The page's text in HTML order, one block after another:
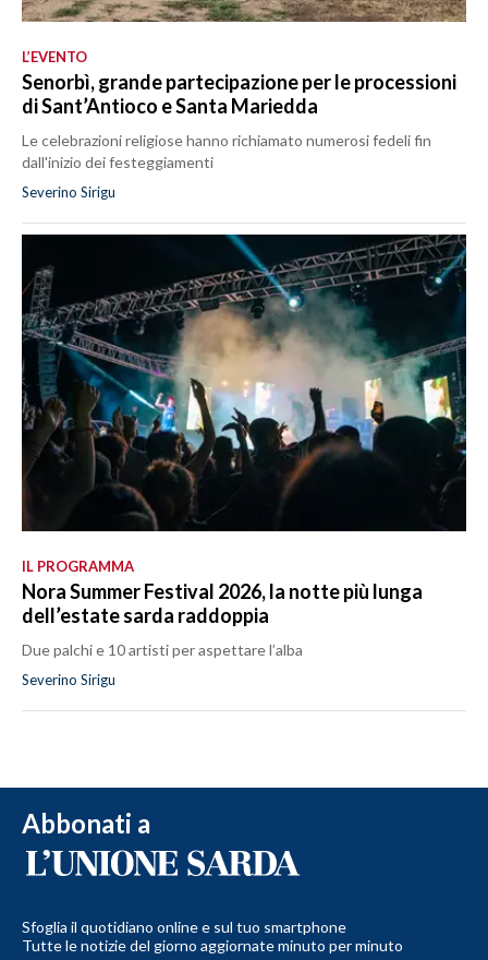
L’EVENTO
Senorbì, grande partecipazione per le processioni
di Sant’Antioco e Santa Mariedda
Le celebrazioni religiose hanno richiamato numerosi fedeli fin
dall'inizio dei festeggiamenti
Severino Sirigu
IL PROGRAMMA
Nora Summer Festival 2026, la notte più lunga
dell’estate sarda raddoppia
Due palchi e 10 artisti per aspettare l’alba
Severino Sirigu
Abbonati a
Sfoglia il quotidiano online e sul tuo smartphone
Tutte le notizie del giorno aggiornate minuto per minuto